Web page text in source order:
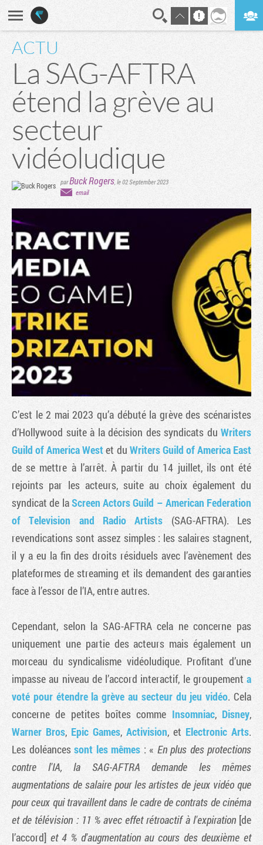
ACTU
La SAG-AFTRA
étend la grève au
secteur
vidéoludique
parBuck Rogers,le 02 September 2023
email
C’est le 2 mai 2023 qu’a débuté la grève des scénaristes
d’Hollywood suite à la décision des syndicats du Writers
Guild of America Westet du Writers Guild of America East
de se mettre à l’arrêt. À partir du 14 juillet, ils ont été
rejoints par les acteurs, suite au choix également du
syndicat de laScreen Actors Guild – American Federation
of Television and Radio Artists (SAG-AFTRA). Les
revendications sont assez simples : les salaires stagnent,
il y a eu la fin des droits résiduels avec l’avènement des
plateformes de streaming et ils demandent des garanties
face à l’essor de l’IA, entre autres.
Cependant, selon la SAG-AFTRA cela ne concerne pas
uniquement une partie des acteurs mais également un
morceau du syndicalisme vidéoludique. Profitant d’une
impasse au niveau de l’accord interactif, le groupement a
voté pour étendre la grève au secteur du jeu vidéo. Cela
concerne de petites boîtes comme Insomniac, Disney,
Warner Bros, Epic Games, Activision, et Electronic Arts.
Les doléances sont les mêmes : « En plus des protections
contre l'IA, la SAG-AFTRA demande les mêmes
augmentations de salaire pour les artistes de jeux vidéo que
pour ceux qui travaillent dans le cadre de contrats de cinéma
et de télévision : 11 % avec effet rétroactif à l'expiration [de
l’accord] et 4 % d'augmentation au cours des deuxième et